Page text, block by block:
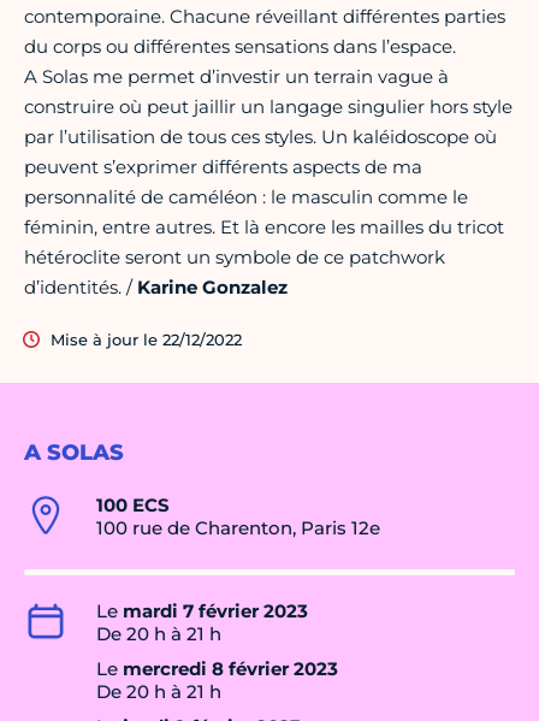
A SOLAS
100 ECS
100 rue de Charenton, Paris 12e
Le mardi 7 février 2023
De 20 h à 21 h
Le mercredi 8 février 2023
De 20 h à 21 h
contemporaine. Chacune réveillant différentes parties
du corps ou différentes sensations dans l’espace.
A Solas me permet d’investir un terrain vague à
construire où peut jaillir un langage singulier hors style
par l’utilisation de tous ces styles. Un kaléidoscope où
peuvent s’exprimer différents aspects de ma
personnalité de caméléon : le masculin comme le
féminin, entre autres. Et là encore les mailles du tricot
hétéroclite seront un symbole de ce patchwork
d’identités. / Karine Gonzalez
Mise à jour le 22/12/2022